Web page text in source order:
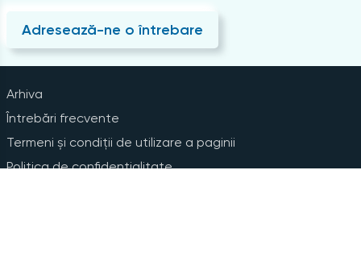
Adresează-ne o întrebare
Arhiva
Întrebări frecvente
Termeni și condiții de utilizare a paginii
Politica de confidențialitate